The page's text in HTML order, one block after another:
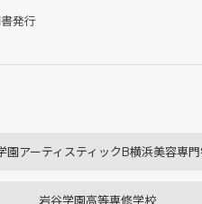
発行
園アーティスティックB横浜美容専
岩谷学園高等専修学校